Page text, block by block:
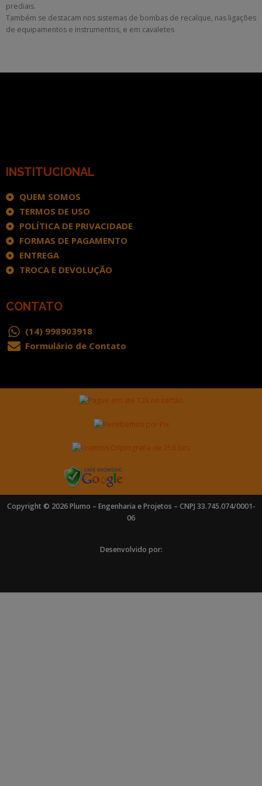
prediais.
Também se destacam nos sistemas de bombas de recalque, nas ligações
de equipamentos e instrumentos, e em cavaletes
INSTITUCIONAL
QUEM SOMOS
TERMOS DE USO
POLÍTICA DE PRIVACIDADE
FORMAS DE PAGAMENTO
ENTREGA
TROCA E DEVOLUÇÃO
CONTATO
(14) 998903918
Formulário de Contato
Copyright © 2026 Plumo – Engenharia e Projetos – CNPJ 33.745.074/0001-
06
Desenvolvido por: